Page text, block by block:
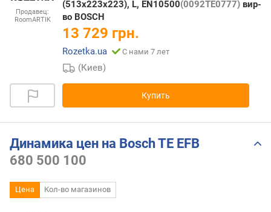
Продавец:
RoomARTIK
(513x223x223), L, EN10500(0092TE0777) вир-
во BOSCH
13 729 грн.
Rozetka.ua С нами 7 лет
(Киев)
Купить
Динамика цен на Bosch TE EFB
680 500 100
Цена Кол-во магазинов